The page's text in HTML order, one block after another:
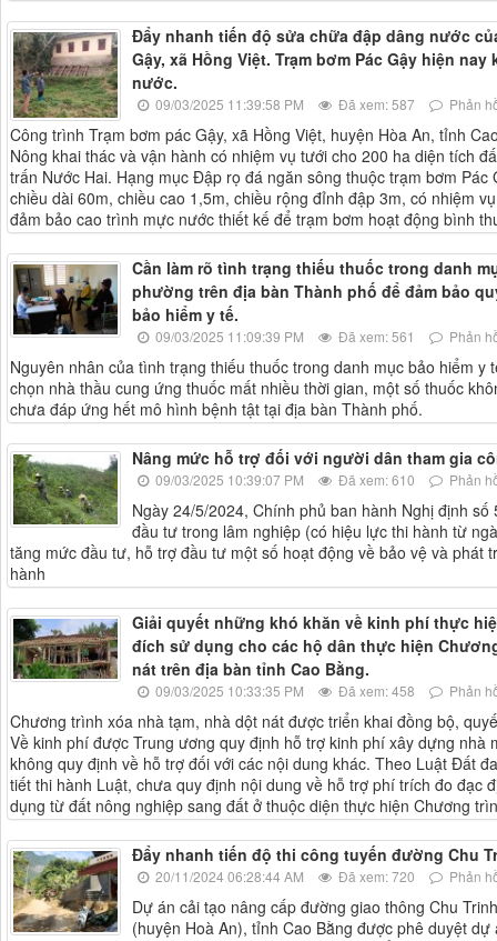
Đẩy nhanh tiến độ sửa chữa đập dâng nước
Gậy, xã Hồng Việt. Trạm bơm Pác Gậy hiện
nước.
09/03/2025 11:39:58 PM Đã xem: 587 Phản
Công trình Trạm bơm pác Gậy, xã Hồng Việt, huyện Hòa An, tỉnh
Nông khai thác và vận hành có nhiệm vụ tưới cho 200 ha diện tích
trấn Nước Hai. Hạng mục Đập rọ đá ngăn sông thuộc trạm bơm
chiều dài 60m, chiều cao 1,5m, chiều rộng đỉnh đập 3m, có nhiệm
đảm bảo cao trình mực nước thiết kế để trạm bơm hoạt động bình
Cần làm rõ tình trạng thiếu thuốc trong danh
phường trên địa bàn Thành phố để đảm bảo
bảo hiểm y tế.
09/03/2025 11:09:39 PM Đã xem: 561 Phản
Nguyên nhân của tình trạng thiếu thuốc trong danh mục bảo hiểm y
chọn nhà thầu cung ứng thuốc mất nhiều thời gian, một số thuốc
chưa đáp ứng hết mô hình bệnh tật tại địa bàn Thành phố.
Nâng mức hỗ trợ đối với người dân tham gia
09/03/2025 10:39:07 PM Đã xem: 610 Phản
Ngày 24/5/2024, Chính phủ ban hành Nghị định
đầu tư trong lâm nghiệp (có hiệu lực thi hành từ
tăng mức đầu tư, hỗ trợ đầu tư một số hoạt động về bảo vệ và phát
hành
Giải quyết những khó khăn về kinh phí thực
đích sử dụng cho các hộ dân thực hiện
nát trên địa bàn tỉnh Cao Bằng.
09/03/2025 10:33:35 PM Đã xem: 458 Phản
Chương trình xóa nhà tạm, nhà dột nát được triển khai đồng bộ,
Về kinh phí được Trung ương quy định hỗ trợ kinh phí xây dựng nhà
không quy định về hỗ trợ đối với các nội dung khác. Theo Luật Đất
tiết thi hành Luật, chưa quy định nội dung về hỗ trợ phí trích đo đạc
dụng từ đất nông nghiệp sang đất ở thuộc diện thực hiện Chương
Đẩy nhanh tiến độ thi công tuyến đường Chu
20/11/2024 06:28:44 AM Đã xem: 720 Phản
Dự án cải tạo nâng cấp đường giao thông Chu
(huyện Hoà An), tỉnh Cao Bằng được phê duyệt